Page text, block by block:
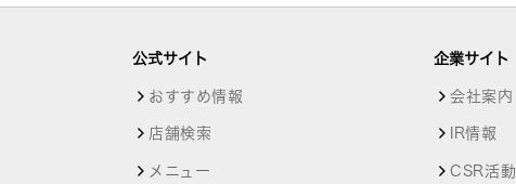
公式サイト
おすすめ情報
店舗検索
メニュー
企業サイト
会社案内
IR情報
CSR活動